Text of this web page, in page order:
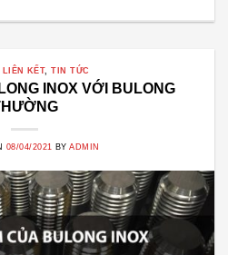
LIÊN KẾT,TIN TỨC
INOX VỚI BULONG
08/04/2021 BYADMIN